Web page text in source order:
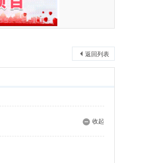
返回列表
收起